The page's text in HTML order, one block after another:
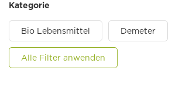
Kategorie
Bio Lebensmittel Demeter
Alle Filter anwenden